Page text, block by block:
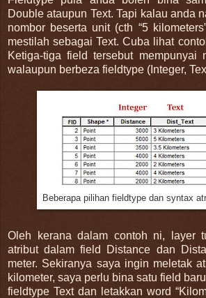
Double ataupun Text. Tapi kalau anda
nombor beserta unit (cth “5
mestilah sebagai Text. Cuba lihat
Ketiga-tiga field tersebut mempunyai
walaupun berbeza fieldtype (Integer,
Beberapa pilihan fieldtype dan syntax
Oleh kerana dalam contoh ni, layer
atribut dalam field Distance dan
meter. Sekiranya saya ingin meletak
kilometer, saya perlu bina satu field
fieldtype Text dan letakkan word